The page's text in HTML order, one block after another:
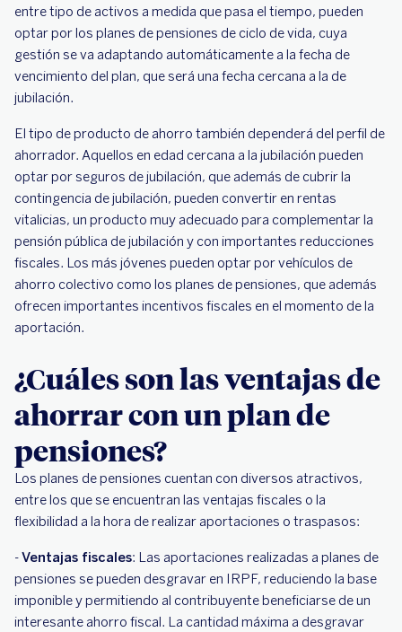
entre tipo de activos a medida que pasa el tiempo, pueden
optar por los planes de pensiones de ciclo de vida, cuya
gestión se va adaptando automáticamente a la fecha de
vencimiento del plan, que será una fecha cercana a la de
jubilación.
El tipo de producto de ahorro también dependerá del perfil de
ahorrador. Aquellos en edad cercana a la jubilación pueden
optar por seguros de jubilación, que además de cubrir la
contingencia de jubilación, pueden convertir en rentas
vitalicias, un producto muy adecuado para complementar la
pensión pública de jubilación y con importantes reducciones
fiscales. Los más jóvenes pueden optar por vehículos de
ahorro colectivo como los planes de pensiones, que además
ofrecen importantes incentivos fiscales en el momento de la
aportación.
¿Cuáles son las ventajas de
ahorrar con un plan de
pensiones?
Los planes de pensiones cuentan con diversos atractivos,
entre los que se encuentran las ventajas fiscales o la
flexibilidad a la hora de realizar aportaciones o traspasos:
-Ventajas fiscales: Las aportaciones realizadas a planes de
pensiones se pueden desgravar en IRPF, reduciendo la base
imponible y permitiendo al contribuyente beneficiarse de un
interesante ahorro fiscal. La cantidad máxima a desgravar